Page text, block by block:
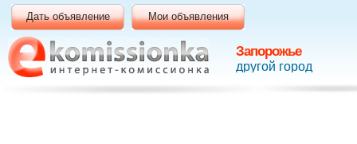
Запорожье
другой город
Дать объявление Мои объявления